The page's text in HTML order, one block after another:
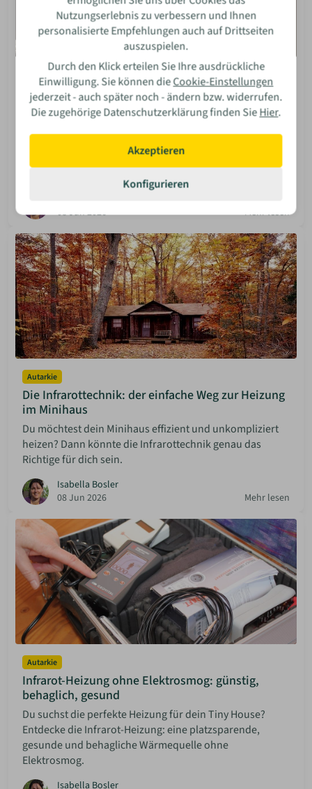
Autarkie
Schutz vor (zuviel) Elektrosmog: Das eigene Haus
als „weiße Zone“
dir, wie du dein Haus wirksam vor Elektrosmog
abschirmst und zu deiner persönlichen „weißen Zone“
08 Jun 2026
Mehr lesen
Autarkie
Die Infrarottechnik: der einfache Weg zur Heizung
im Minihaus
Du möchtest dein Minihaus effizient und unkompliziert
heizen? Dann könnte die Infrarottechnik genau das
Richtige für dich sein.
Isabella Bosler
08 Jun 2026
Mehr lesen
Autarkie
Infrarot-Heizung ohne Elektrosmog: günstig,
behaglich, gesund
Du suchst die perfekte Heizung für dein Tiny House?
Entdecke die Infrarot-Heizung: eine platzsparende,
gesunde und behagliche Wärmequelle ohne
Elektrosmog.
Isabella Bosler
Nutzungserlebnis zu verbessern und Ihnen
personalisierte Empfehlungen auch auf Drittseiten
auszuspielen.
Durch den Klick erteilen Sie Ihre ausdrückliche
Einwilligung. Sie können dieCookie-Einstellungen
jederzeit - auch später noch - ändern bzw. widerrufen.
Die zugehörige Datenschutzerklärung finden SieHier.
Akzeptieren
Konfigurieren